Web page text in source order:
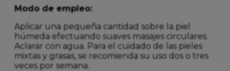
Modo de empleo:
Aplicar una pequeña cantidad sobre la piel
húmeda efectuando suaves masajes circulares.
Aclarar con agua. Para el cuidado de las pieles
mixtas y grasas, se recomienda su uso dos o tres
veces por semana.